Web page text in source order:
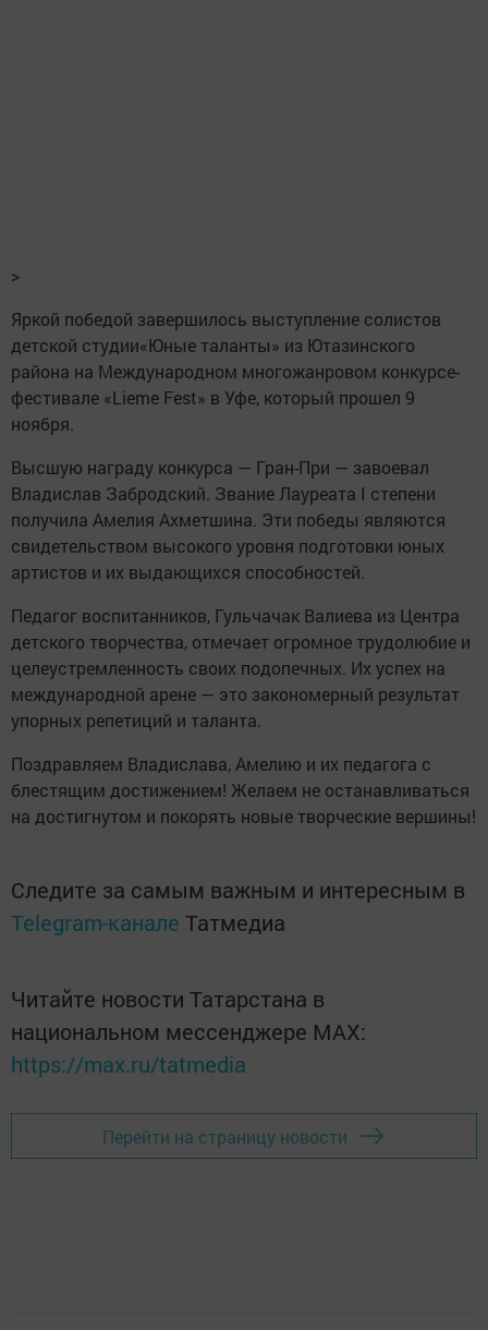
>
Яркой победой завершилось выступление солистов
детской студии«Юные таланты» из Ютазинского
района на Международном многожанровом конкурсе-
фестивале «Lieme Fest» в Уфе, который прошел 9
ноября.
Высшую награду конкурса — Гран-При — завоевал
Владислав Забродский. Звание Лауреата I степени
получила Амелия Ахметшина. Эти победы являются
свидетельством высокого уровня подготовки юных
артистов и их выдающихся способностей.
Педагог воспитанников, Гульчачак Валиева из Центра
детского творчества, отмечает огромное трудолюбие и
целеустремленность своих подопечных. Их успех на
международной арене — это закономерный результат
упорных репетиций и таланта.
Поздравляем Владислава, Амелию и их педагога с
блестящим достижением! Желаем не останавливаться
на достигнутом и покорять новые творческие вершины!
Следите за самым важным и интересным в
Telegram-канале Татмедиа
Читайте новости Татарстана в
национальном мессенджере MАХ:
https://max.ru/tatmedia
Перейти на страницу новости